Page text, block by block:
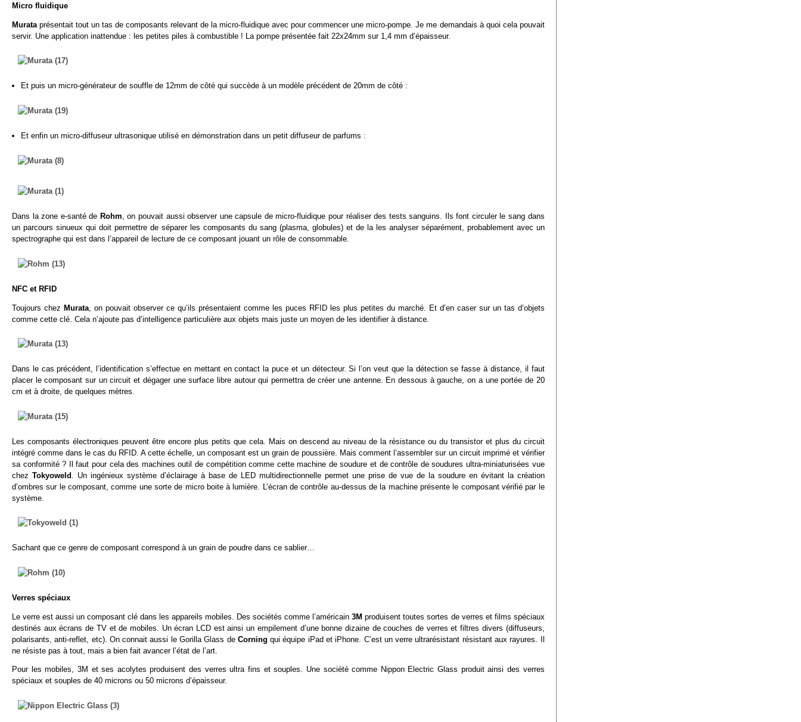
Micro fluidique
Murataprésentait tout un tas de composants relevant de la micro-fluidique avec pour commencer une micro-pompe. Je me demandais à quoi cela pouvait
servir. Une application inattendue : les petites piles à combustible ! La pompe présentée fait 22x24mm sur 1,4 mm d’épaisseur.
Et puis un micro-générateur de souffle de 12mm de côté qui succède à un modèle précédent de 20mm de côté :
Et enfin un micro-diffuseur ultrasonique utilisé en démonstration dans un petit diffuseur de parfums :
Dans la zone e-santé de Rohm, on pouvait aussi observer une capsule de micro-fluidique pour réaliser des tests sanguins. Ils font circuler le sang dans
un parcours sinueux qui doit permettre de séparer les composants du sang (plasma, globules) et de la les analyser séparément, probablement avec un
spectrographe qui est dans l’appareil de lecture de ce composant jouant un rôle de consommable.
NFC et RFID
Toujours chez Murata, on pouvait observer ce qu’ils présentaient comme les puces RFID les plus petites du marché. Et d’en caser sur un tas d’objets
comme cette clé. Cela n’ajoute pas d’intelligence particulière aux objets mais juste un moyen de les identifier à distance.
Dans le cas précédent, l’identification s’effectue en mettant en contact la puce et un détecteur. Si l’on veut que la détection se fasse à distance, il faut
placer le composant sur un circuit et dégager une surface libre autour qui permettra de créer une antenne. En dessous à gauche, on a une portée de 20
cm et à droite, de quelques mètres.
Les composants électroniques peuvent être encore plus petits que cela. Mais on descend au niveau de la résistance ou du transistor et plus du circuit
intégré comme dans le cas du RFID. A cette échelle, un composant est un grain de poussière. Mais comment l’assembler sur un circuit imprimé et vérifier
sa conformité ? Il faut pour cela des machines outil de compétition comme cette machine de soudure et de contrôle de soudures ultra-miniaturisées vue
chez Tokyoweld . Un ingénieux système d’éclairage à base de LED multidirectionnelle permet une prise de vue de la soudure en évitant la création
d’ombres sur le composant, comme une sorte de micro boite à lumière. L’écran de contrôle au-dessus de la machine présente le composant vérifié par le
système.
Sachant que ce genre de composant correspond à un grain de poudre dans ce sablier…
Verres spéciaux
Le verre est aussi un composant clé dans les appareils mobiles. Des sociétés comme l’américain3M produisent toutes sortes de verres et films spéciaux
destinés aux écrans de TV et de mobiles. Un écran LCD est ainsi un empilement d’une bonne dizaine de couches de verres et filtres divers (diffuseurs,
polarisants, anti-reflet, etc). On connait aussi le Gorilla Glass de Corningqui équipe iPad et iPhone. C’est un verre ultrarésistant résistant aux rayures. Il
ne résiste pas à tout, mais a bien fait avancer l’état de l’art.
Pour les mobiles, 3M et ses acolytes produisent des verres ultra fins et souples. Une société comme Nippon Electric Glass produit ainsi des verres
spéciaux et souples de 40 microns ou 50 microns d’épaisseur.